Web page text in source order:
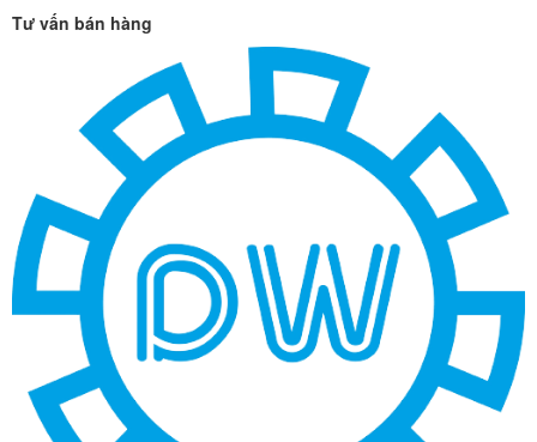
Tư vấn bán hàng